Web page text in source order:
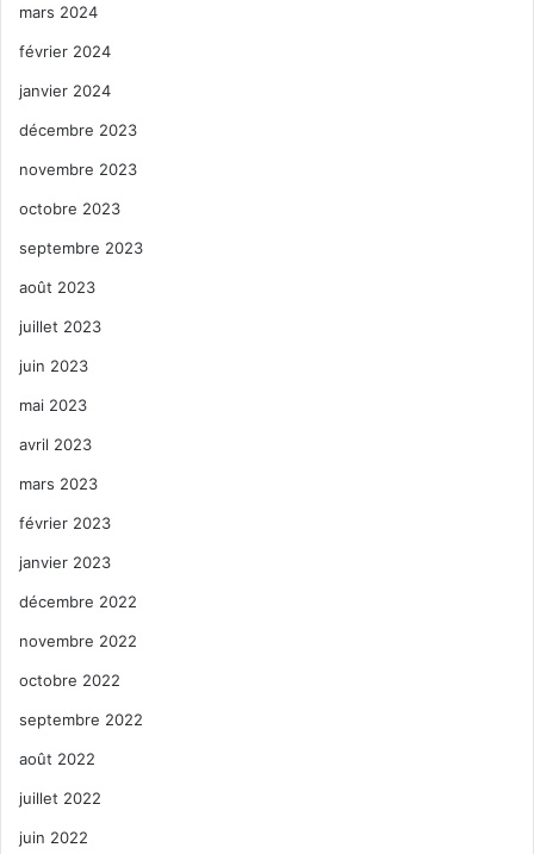
mars 2024
février 2024
janvier 2024
décembre 2023
novembre 2023
octobre 2023
septembre 2023
août 2023
juillet 2023
juin 2023
mai 2023
avril 2023
mars 2023
février 2023
janvier 2023
décembre 2022
novembre 2022
octobre 2022
septembre 2022
août 2022
juillet 2022
juin 2022